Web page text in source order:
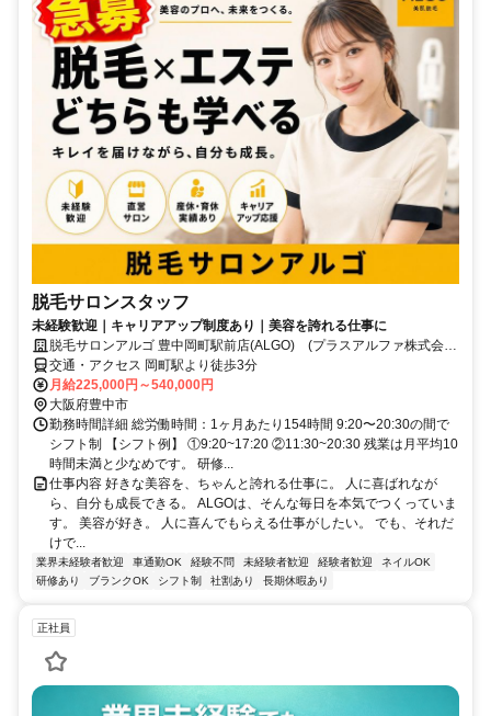
脱毛サロンスタッフ
未経験歓迎｜キャリアアップ制度あり｜美容を誇れる仕事に
脱毛サロンアルゴ 豊中岡町駅前店(ALGO) (プラスアルファ株式会
社)
交通・アクセス 岡町駅より徒歩3分
月給225,000円～540,000円
大阪府豊中市
勤務時間詳細 総労働時間：1ヶ月あたり154時間 9:20〜20:30の間で
シフト制 【シフト例】 ①9:20~17:20 ②11:30~20:30 残業は月平均10
時間未満と少なめです。 研修...
仕事内容 好きな美容を、ちゃんと誇れる仕事に。 人に喜ばれなが
ら、自分も成長できる。 ALGOは、そんな毎日を本気でつくっていま
す。 美容が好き。 人に喜んでもらえる仕事がしたい。 でも、それだ
けで...
業界未経験者歓迎 車通勤OK 経験不問 未経験者歓迎 経験者歓迎
ネイルOK
研修あり
ブランクOK シフト制 社割あり 長期休暇あり
正社員